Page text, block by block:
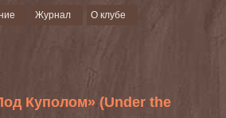
Журнал О клубе
Куполом» (Under the